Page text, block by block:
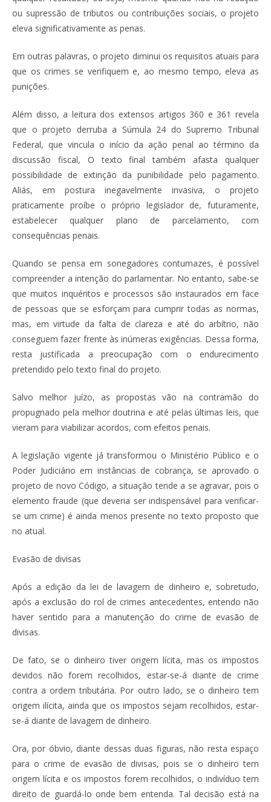
ou supressão de tributos ou contribuições sociais, o projeto
eleva significativamente as penas.
Em outras palavras, o projeto diminui os requisitos atuais para
que os crimes se verifiquem e, ao mesmo tempo, eleva as
punições.
Além disso, a leitura dos extensos artigos 360 e 361 revela
que o projeto derruba a Súmula 24 do Supremo Tribunal
Federal, que vincula o início da ação penal ao término da
discussão fiscal, O texto final também afasta qualquer
possibilidade de extinção da punibilidade pelo pagamento.
Aliás, em postura inegavelmente invasiva, o projeto
praticamente proíbe o próprio legislador de, futuramente,
estabelecer qualquer plano de parcelamento, com
consequências penais.
Quando se pensa em sonegadores contumazes, é possível
compreender a intenção do parlamentar. No entanto, sabe-se
que muitos inquéritos e processos são instaurados em face
de pessoas que se esforçam para cumprir todas as normas,
mas, em virtude da falta de clareza e até do arbítrio, não
conseguem fazer frente às inúmeras exigências. Dessa forma,
resta justificada a preocupação com o endurecimento
pretendido pelo texto final do projeto.
Salvo melhor juízo, as propostas vão na contramão do
propugnado pela melhor doutrina e até pelas últimas leis, que
vieram para viabilizar acordos, com efeitos penais.
A legislação vigente já transformou o Ministério Público e o
Poder Judiciário em instâncias de cobrança, se aprovado o
projeto de novo Código, a situação tende a se agravar, pois o
elemento fraude (que deveria ser indispensável para verificar-
se um crime) é ainda menos presente no texto proposto que
no atual.
Evasão de divisas
Após a edição da lei de lavagem de dinheiro e, sobretudo,
após a exclusão do rol de crimes antecedentes, entendo não
haver sentido para a manutenção do crime de evasão de
divisas.
De fato, se o dinheiro tiver origem lícita, mas os impostos
devidos não forem recolhidos, estar-se-á diante de crime
contra a ordem tributária. Por outro lado, se o dinheiro tem
origem ilícita, ainda que os impostos sejam recolhidos, estar-
se-á diante de lavagem de dinheiro.
Ora, por óbvio, diante dessas duas figuras, não resta espaço
para o crime de evasão de divisas, pois se o dinheiro tem
origem lícita e os impostos forem recolhidos, o indivíduo tem
direito de guardá-lo onde bem entenda. Tal decisão está na